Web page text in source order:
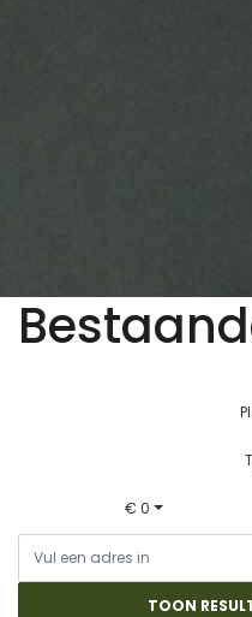
€ 0
TOON